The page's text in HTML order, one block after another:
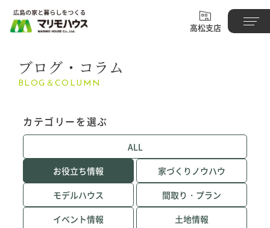
高松支店
ブログ・コラム
BLOG＆COLUMN
カテゴリーを選ぶ
ALL
お役立ち情報
家づくりノウハウ
モデルハウス
間取り・プラン
イベント情報
土地情報